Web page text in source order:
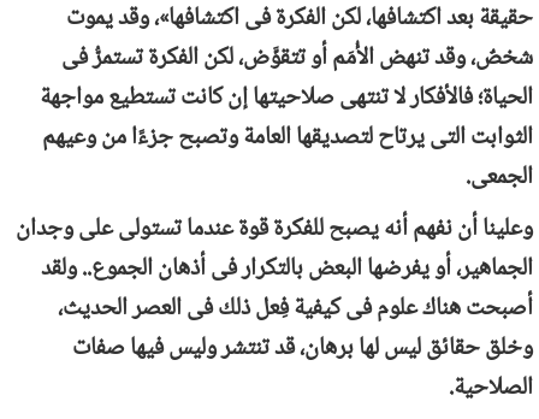
حقيقة بعد اكتشافها، لكن الفكرة فى اكتشافها»، وقد يموت
شخصٌ، وقد تنهض الأُمَم أو تتقوَّض، لكن الفكرة تستمرُّ فى
الحياة؛ فالأفكار لا تنتهى صلاحيتها إن كانت تستطيع مواجهة
الثوابت التى يرتاح لتصديقها العامة وتصبح جزءًا من وعيهم
الجمعى.
وعلينا أن نفهم أنه يصبح للفكرة قوة عندما تستولى على وجدان
الجماهير، أو يفرضها البعض بالتكرار فى أذهان الجموع.. ولقد
أصبحت هناك علوم فى كيفية فِعل ذلك فى العصر الحديث،
وخلق حقائق ليس لها برهان، قد تنتشر وليس فيها صفات
الصلاحية.